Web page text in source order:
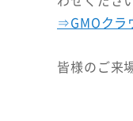
⇒GMOクラ
皆様のご来